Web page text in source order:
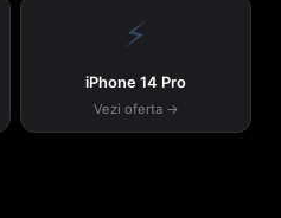
⚡
iPhone 14 Pro
Vezi oferta →